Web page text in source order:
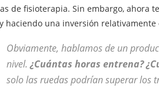
de fisioterapia. Sin embargo, ahora
haciendo una inversión
Obviamente, hablamos de un
nivel.¿Cuántas horas entrena?
solo las ruedas podrían superar los